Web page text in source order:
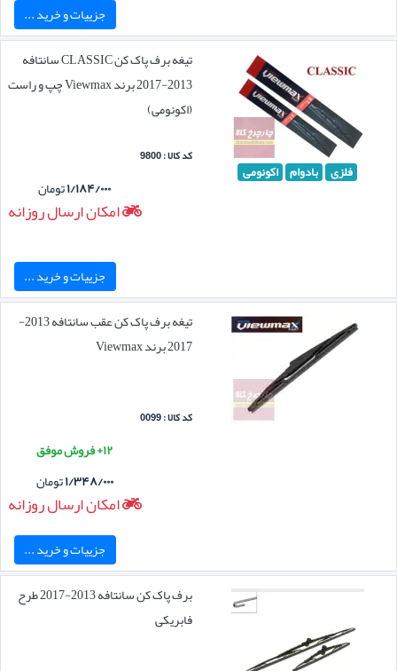
جزییات و خرید ...
فلزی بادوام اکونومی
تیغه برف پاک کن CLASSIC سانتافه
2013-2017 برند Viewmax چپ و راست
(اکونومی)
کد کالا : 9800
۱/۱۸۴/۰۰۰تومان
امکان ارسال روزانه
جزییات و خرید ...
تیغه برف پاک کن عقب سانتافه 2013-
2017 برند Viewmax
کد کالا : 0099
۱۲+ فروش موفق
۱/۳۴۸/۰۰۰تومان
امکان ارسال روزانه
جزییات و خرید ...
برف پاک کن سانتافه 2013-2017 طرح
فابریکی